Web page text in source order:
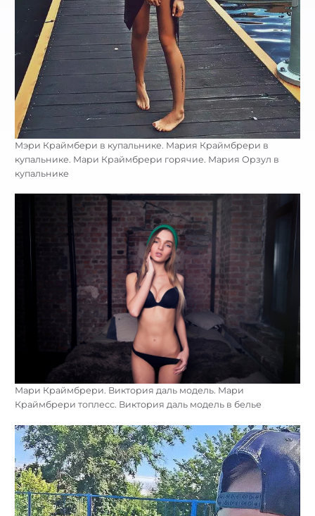
Мэри Краймбери в купальнике. Мария Краймбрери в
купальнике. Мари Краймбрери горячие. Мария Орзул в
купальнике
Мари Краймбрери. Виктория даль модель. Мари
Краймбрери топлесс. Виктория даль модель в белье